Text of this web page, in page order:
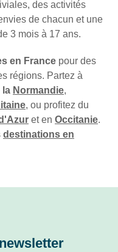
des activités
de chacun et une
3 mois à 17 ans.
en France pour des
régions. Partez à
la Normandie,
, ou profitez du
et en Occitanie.
destinations en